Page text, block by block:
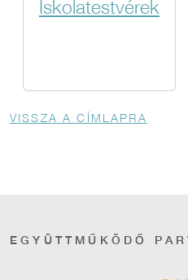
Iskolatestvérek
Morzsa
VISSZA A CÍMLAPRA
EGYÜTTMŰKÖDŐ